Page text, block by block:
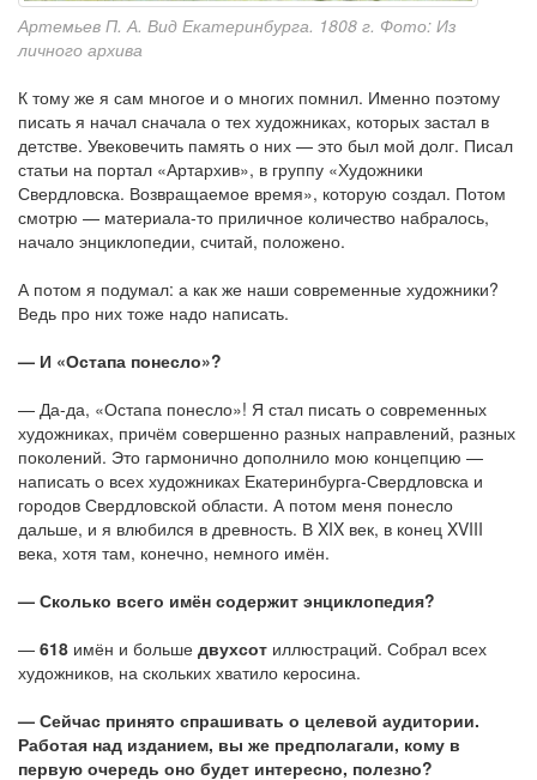
Артемьев П. А. Вид Екатеринбурга. 1808 г. Фото: Из
личного архива
К тому же я сам многое и о многих помнил. Именно поэтому
писать я начал сначала о тех художниках, которых застал в
детстве. Увековечить память о них — это был мой долг. Писал
статьи на портал «Артархив», в группу «Художники
Свердловска. Возвращаемое время», которую создал. Потом
смотрю — материала-то приличное количество набралось,
начало энциклопедии, считай, положено.
А потом я подумал: а как же наши современные художники?
Ведь про них тоже надо написать.
— И «Остапа понесло»?
— Да-да, «Остапа понесло»! Я стал писать о современных
художниках, причём совершенно разных направлений, разных
поколений. Это гармонично дополнило мою концепцию —
написать о всех художниках Екатеринбурга-Свердловска и
городов Свердловской области. А потом меня понесло
дальше, и я влюбился в древность. В XIX век, в конец XVIII
века, хотя там, конечно, немного имён.
— Сколько всего имён содержит энциклопедия?
— 618 имён и больше двухсот иллюстраций. Собрал всех
художников, на скольких хватило керосина.
— Сейчас принято спрашивать о целевой аудитории.
Работая над изданием, вы же предполагали, кому в
первую очередь оно будет интересно, полезно?